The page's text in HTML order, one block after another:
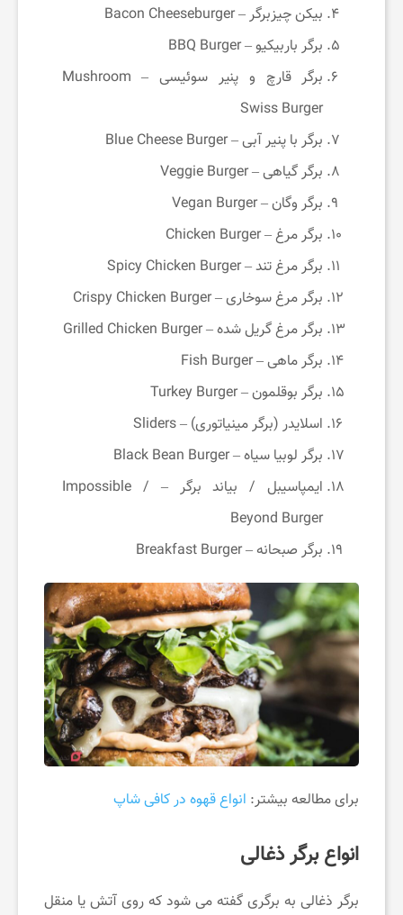
بیکن چیزبرگر – Bacon Cheeseburger
برگر باربیکیو – BBQ Burger
برگر قارچ و پنیر سوئیسی – Mushroom
Swiss Burger
برگر با پنیر آبی – Blue Cheese Burger
برگر گیاهی – Veggie Burger
برگر وگان – Vegan Burger
برگر مرغ – Chicken Burger
برگر مرغ تند – Spicy Chicken Burger
برگر مرغ سوخاری – Crispy Chicken Burger
برگر مرغ گریل‌ شده – Grilled Chicken Burger
برگر ماهی – Fish Burger
برگر بوقلمون – Turkey Burger
اسلایدر (برگر مینیاتوری) – Sliders
برگر لوبیا سیاه – Black Bean Burger
ایمپاسیبل / بیاند برگر – Impossible /
Beyond Burger
برگر صبحانه – Breakfast Burger
برای مطالعه بیشتر: انواع قهوه در کافی شاپ
انواع برگر ذغالی
برگر ذغالی به برگری گفته می ‌شود که روی آتش یا منقل